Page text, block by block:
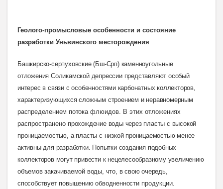
Геолого-промысловые особенности и состояние
разработки Уньвинского месторождения
Башкирско-серпуховские (Бш-Срп) каменноугольные
отложения Соликамской депрессии представляют особый
интерес в связи с особенностями карбонатных коллекторов,
характеризующихся сложным строением и неравномерным
распределением потокафлюидов. В этих отложениях
распространено прохождение воды через пласты с высокой
проницаемостью, а пласты с низкой проницаемостью менее
активны для разработки. Попытки создания подобных
коллекторов могут привести к нецелесообразному увеличению
объемов закачиваемой воды, что, в свою очередь,
способствует повышению обводненностипродукции.